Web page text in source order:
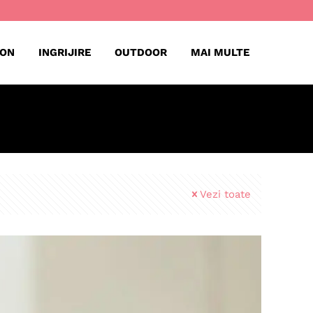
INGRIJIRE OUTDOOR MAI MULTE
Vezi toate